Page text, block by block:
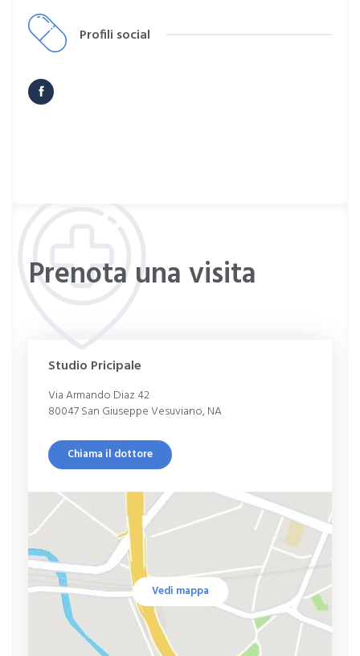
Profili social
Prenota una visita
Studio Pricipale
Via Armando Diaz 42
80047 San Giuseppe Vesuviano, NA
Chiama il dottore
Vedi mappa